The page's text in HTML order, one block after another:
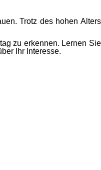
Trotz des hohen Alters
zu erkennen. Lernen Sie
Ihr Interesse.